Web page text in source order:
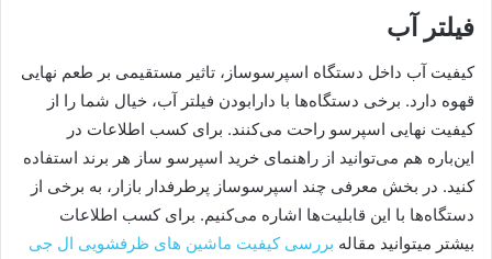
فیلتر آب
کیفیت آب داخل دستگاه اسپرسوساز، تاثیر مستقیمی بر طعم نهایی
قهوه دارد. برخی دستگاه‌ها با دارابودن فیلتر آب، خیال شما را از
کیفیت نهایی اسپرسو راحت می‌کنند. برای کسب اطلاعات در
این‌باره هم می‌توانید از راهنمای خرید اسپرسو ساز هر برند استفاده
کنید. در بخش معرفی چند اسپرسوساز پرطرفدار بازار، به برخی از
دستگاه‌ها با این قابلیت‌ها اشاره می‌کنیم. برای کسب اطلاعات
بیشتر میتوانید مقاله بررسی کیفیت ماشین های ظرفشویی ال جی